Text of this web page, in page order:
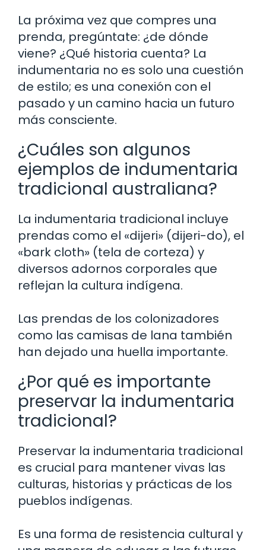
La próxima vez que compres una
prenda, pregúntate: ¿de dónde
viene? ¿Qué historia cuenta? La
indumentaria no es solo una cuestión
de estilo; es una conexión con el
pasado y un camino hacia un futuro
más consciente.
¿Cuáles son algunos
ejemplos de indumentaria
tradicional australiana?
La indumentaria tradicional incluye
prendas como el «dijeri» (dijeri-do), el
«bark cloth» (tela de corteza) y
diversos adornos corporales que
reflejan la cultura indígena.
Las prendas de los colonizadores
como las camisas de lana también
han dejado una huella importante.
¿Por qué es importante
preservar la indumentaria
tradicional?
Preservar la indumentaria tradicional
es crucial para mantener vivas las
culturas, historias y prácticas de los
pueblos indígenas.
Es una forma de resistencia cultural y